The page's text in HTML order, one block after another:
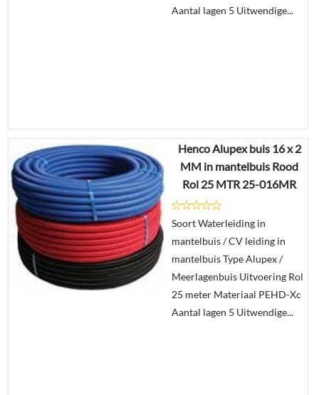
Aantal lagen 5 Uitwendige...
€811,91
€390,53
In
winkelmand
Henco Alupex buis 16 x 2
MM in mantelbuis Rood
Rol 25 MTR 25-016MR
Soort Waterleiding in
mantelbuis / CV leiding in
mantelbuis Type Alupex /
Meerlagenbuis Uitvoering Rol
25 meter Materiaal PEHD-Xc
Aantal lagen 5 Uitwendige...